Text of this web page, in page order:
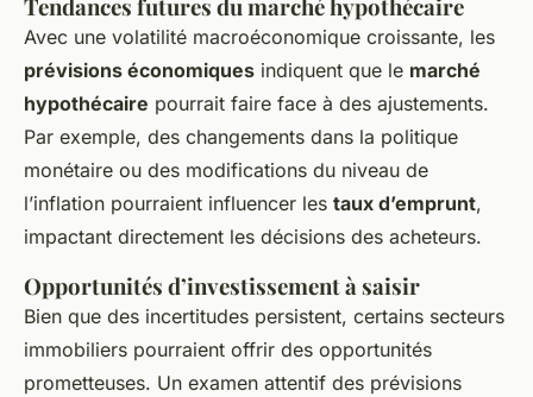
Tendances futures du marché hypothécaire
Avec une volatilité macroéconomique croissante, les
prévisions économiques indiquent que le marché
hypothécaire pourrait faire face à des ajustements.
Par exemple, des changements dans la politique
monétaire ou des modifications du niveau de
l’inflation pourraient influencer les taux d’emprunt,
impactant directement les décisions des acheteurs.
Opportunités d’investissement à saisir
Bien que des incertitudes persistent, certains secteurs
immobiliers pourraient offrir des opportunités
prometteuses. Un examen attentif des prévisions